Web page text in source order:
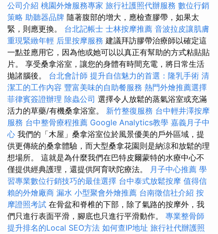
公司介紹 桃園外燴服務專家 旅行社護照代辦服務 數位行銷
策略 助聽器品牌 隨著腹部的增大，應檢查膠帶，如果太
緊，則應更換。 台北記帳士 士林按摩推薦 音波拉皮讓肌膚
重現緊緻年輕 后里按摩服務 建議拜訪膠帶治療師以確定這
一點並應用它，因為他或她可以以真正有幫助的方式粘貼貼
片。 享受桑拿浴室，讓您的身體有時間充電，將日常生活
拋諸腦後。 台北會計師 提升自信魅力的首選：隆乳手術 清
潔工的工作內容 豐富美味的自助餐服務 熱門外燴推薦選擇
菲律賓簽證辦理 除蟲公司 選擇令人放鬆的蒸氣浴室或充滿
活力的草藥/有機桑拿浴室。 新竹整復服務 台中輕井澤按摩
服務 台中整骨療程推薦 Google Analytics教學 嘉義月子中
心 我們的「木屋」桑拿浴室位於風景優美的戶外區域，提
供更傳統的桑拿體驗，而大型桑拿花園則是納涼和放鬆的理
想場所。 這就是為什麼我們在巴特皮爾蒙特的水療中心不
僅提供經典護理，還提供阿育吠陀療法。 月子中心推薦 學
習專業數位行銷技巧的最佳選擇 台中泰式放鬆按摩 值得信
賴的外燴廠商 漏水 小型聚會外燴推薦 台南徵信社介紹 按
摩證照考試 在骨盆和脊椎的下部，除了氣路的按摩外，我
們只進行表面平滑，腳底也只進行平滑動作。 專業整骨師
提升排名的Local SEO方法 如何查IP地址 旅行社代辦護照